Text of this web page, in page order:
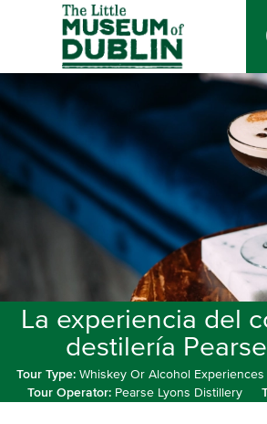
La experiencia del
destilería
Tour Type: Whiskey Or Alcohol Experiences
Tour Operator: Pearse Lyons Distillery